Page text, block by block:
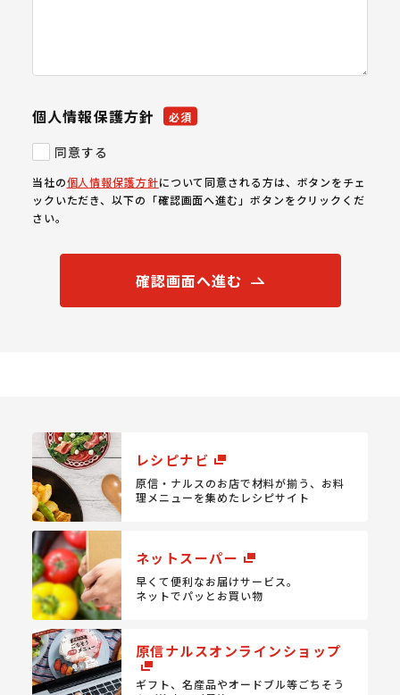
個人情報保護方針 必須
同意する
当社の個人情報保護方針について同意される方は、ボタンをチェ
ックいただき、以下の「確認画面へ進む」ボタンをクリックくだ
さい。
確認画面へ進む
レシピナビ
原信・ナルスのお店で材料が揃う、 お料
理メニューを集めたレシピサイト
ネットスーパー
早くて便利なお届けサービス。
ネットでパッとお買い物
原信ナルスオンラインショップ
ギフト、名産品やオードブル等ごちそう